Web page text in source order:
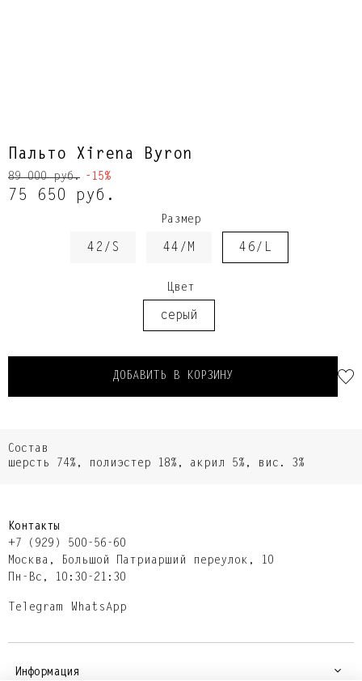
Пальто Xirena Byron
75 650 руб.
89 000 руб. -15%
Размер
42/S 44/M 46/L
Цвет
серый
ДОБАВИТЬ В КОРЗИНУ
Состав
шерсть 74%, полиэстер 18%, акрил 5%, вис. 3%
Информация
Контакты
+7 (929) 500-56-60
Москва,​ Большой Патриарший переулок,​ 10
Пн-Вс, 10:30-21:30
Telegram WhatsApp